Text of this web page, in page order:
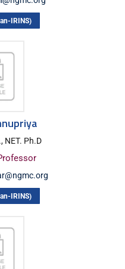
IRINS)
NET. Ph.D
IRINS)